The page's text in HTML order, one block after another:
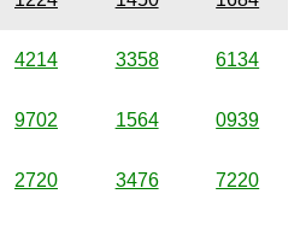
4214 3358 6134
9702 1564 0939
2720 3476 7220